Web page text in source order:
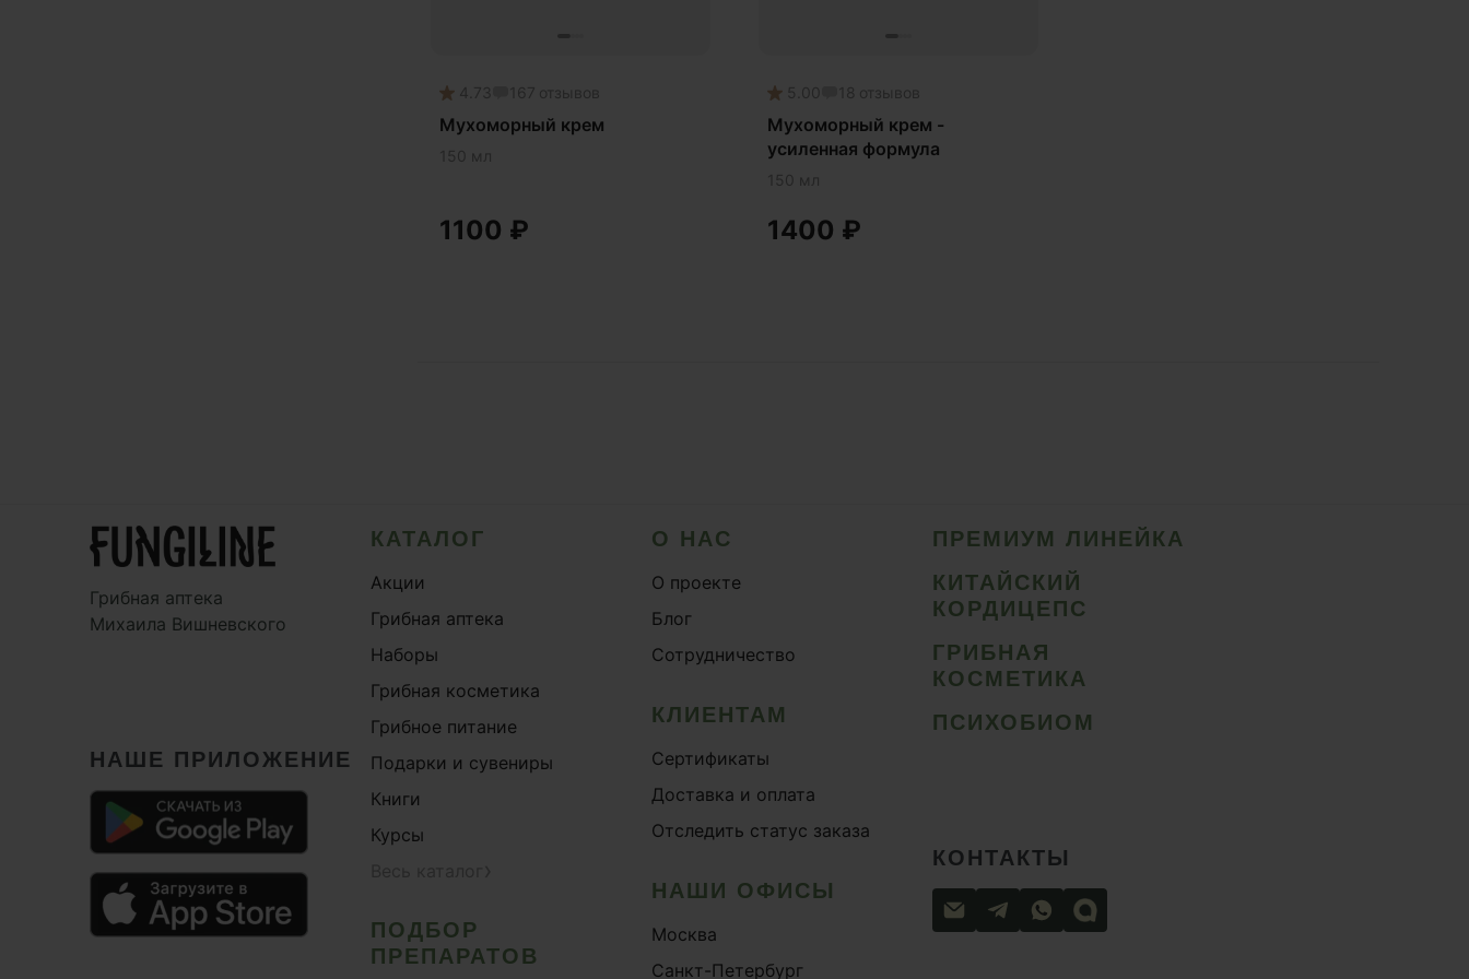
4.73 167 отзывов
Мухоморный крем
150 мл
1100 ₽
5.00 18 отзывов
Мухоморный крем -
усиленная формула
150 мл
1400 ₽
Грибная аптека
Михаила Вишневского
НАШЕ ПРИЛОЖЕНИЕ
КАТАЛОГ
Акции
Грибная аптека
Наборы
Грибная косметика
Грибное питание
Подарки и сувениры
Книги
Курсы
ПОДБОР
ПРЕПАРАТОВ
О НАС
О проекте
Блог
Сотрудничество
КЛИЕНТАМ
Сертификаты
Доставка и оплата
Отследить статус заказа
НАШИ ОФИСЫ
Москва
Санкт-Петербург
ПРЕМИУМ ЛИНЕЙКА
КИТАЙСКИЙ
КОРДИЦЕПС
ГРИБНАЯ
КОСМЕТИКА
ПСИХОБИОМ
КОНТАКТЫ